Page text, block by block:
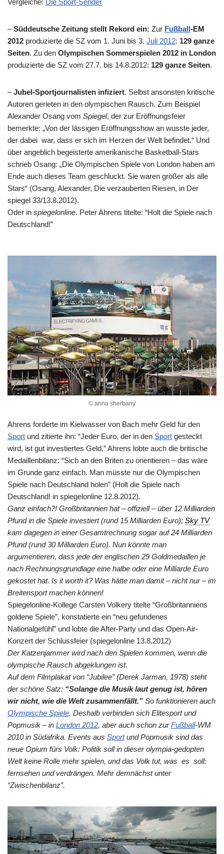
Vergleiche: Die Sport-Sender
–Süddeutsche Zeitung stellt Rekord ein: Zur Fußball-EM
2012 produzierte die SZ vom 1. Juni bis 3. Juli 2012: 129 ganze
Seiten. Zu den Olympischen Sommerspielen 2012 in London
produzierte die SZ vom 27.7. bis 14.8.2012: 129 ganze Seiten.
–Jubel-Sportjournalisten infiziert. Selbst ansonsten kritische
Autoren gerieten in den olympischen Rausch. Zum Beispiel
Alexander Osang vom Spiegel, der zur Eröffnungsfeier
bemerkte: „Von der lässigen Eröffnungsshow an wusste jeder,
der dabei war, dass er sich im Herzen der Welt befindet.“ Und
über angeblich begeisterte amerikanische Basketball-Stars
schrieb Osang: „Die Olympischen Spiele von London haben am
Ende auch dieses Team geschluckt. Sie waren größer als alle
Stars“ (Osang, Alexander, Die verzauberten Riesen, in Der
spiegel 33/13.8.2012).
Oder in spiegelonline. Peter Ahrens titelte: “Holt die Spiele nach
Deutschland!”
© anna sherbany
Ahrens forderte im Kielwasser von Bach mehr Geld für den
Sport und zitierte ihn: “Jeder Euro, der in den Sport gesteckt
wird, ist gut investiertes Geld.” Ahrens lobte auch die britische
Medaillenbilanz: “Sich an den Briten zu orientieren – das wäre
im Grunde ganz einfach. Man müsste nur die Olympischen
Spiele nach Deutschland holen” (Holt die Spiele nach
Deutschland! in spiegelonline 12.8.2012).
Ganz einfach?! Großbritannien hat – offiziell – über 12 Milliarden
Pfund in die Spiele investiert (rund 15 Milliarden Euro); Sky TV
kam dagegen in einer Gesamtrechnung sogar auf 24 Milliarden
Pfund (rund 30 Milliarden Euro). Nun könnte man
argumentieren, dass jede der englischen 29 Goldmedaillen je
nach Rechnungsgrundlage eine halbe oder eine Milliarde Euro
gekostet hat. Is it worth it? Was hätte man damit – nicht nur – im
Breitensport machen können!
Spiegelonline-Kollege Carsten Volkery titelte “Großbritanniens
goldene Spiele”, konstatierte ein “neu gefundenes
Nationalgefühl” und lobte die After-Party und das Open-Air-
Konzert der Schlussfeier (spiegelonline 13.8.2012)
Der Katzenjammer wird nach den Spielen kommen, wenn die
olympische Rausch abgeklungen ist.
Auf dem Filmplakat von “Jubilee” (Derek Jarman, 1978) steht
der schöne Satz: “Solange die Musik laut genug ist, hören
wir nicht, wie die Welt zusammenfällt.” So funktionieren auch
Olympische Spiele. Deshalb verbinden sich Elitesport und
Popmusik – in London 2012, aber auch schon zurFußball-WM
2010 in Südafrika. Events aus Sportund Popmusik sind das
neue Opium fürs Volk: Politik soll in dieser olympia-gedopten
Welt keine Rolle mehr spielen, und das Volk tut, was es soll:
fernsehen und verdrängen. Mehr demnächst unter
“Zwischenbilanz”.